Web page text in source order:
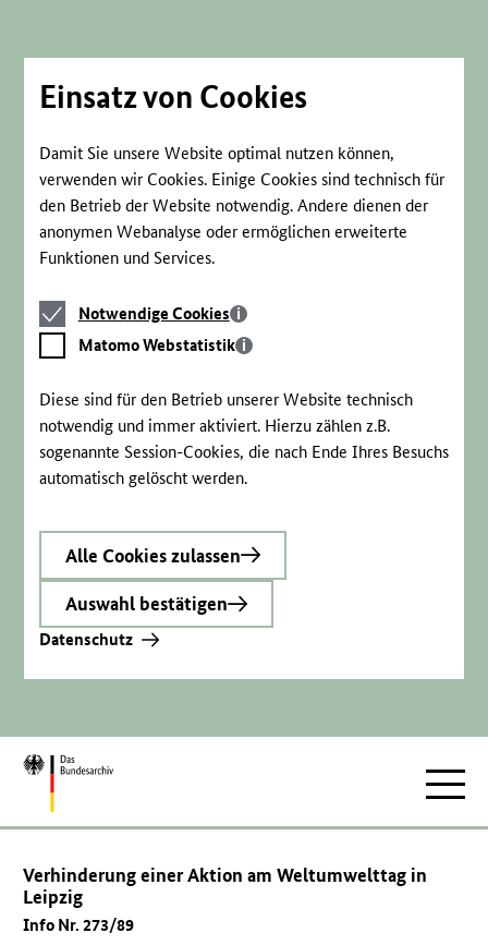
Einsatz von Cookies
Damit Sie unsere Website optimal nutzen können,
verwenden wir Cookies. Einige Cookies sind technisch für
den Betrieb der Website notwendig. Andere dienen der
anonymen Webanalyse oder ermöglichen erweiterte
Funktionen und Services.
Notwendige
Cookies
Notwendige Cookies
Matomo
Webstatistik
Matomo Webstatistik
Diese sind für den Betrieb unserer Website technisch
notwendig und immer aktiviert. Hierzu zählen z.B.
sogenannte Session-Cookies, die nach Ende Ihres Besuchs
automatisch gelöscht werden.
Alle Cookies zulassen
Auswahl bestätigen
Datenschutz
Zur
Verhinderung einer Aktion am Weltumwelttag in
Leipzig
Info Nr. 273/89